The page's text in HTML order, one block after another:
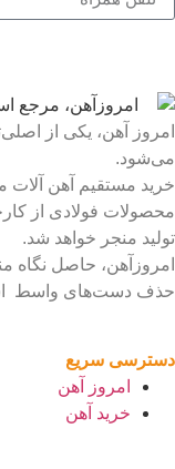
امروز آهن، یکی از
می‌شود.
خرید مستقیم آهن آلات
محصولات فولادی از
تولید منجر خواهد شد.
امروزآهن، حاصل نگاه
حذف دست‌های واسط
دسترسی سریع
امروز آهن
خرید آهن